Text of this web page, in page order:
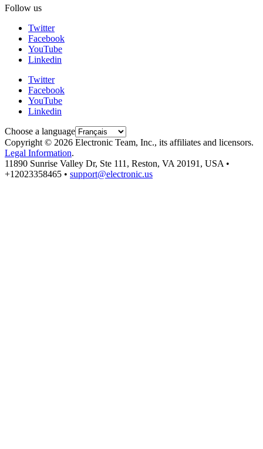
Follow us
Twitter
Facebook
YouTube
Linkedin
Twitter
Facebook
YouTube
Linkedin
Choose a language
Copyright © 2026 Electronic Team, Inc., its affiliates and licensors.
Legal Information.
11890 Sunrise Valley Dr, Ste 111, Reston, VA 20191, USA •
+12023358465 • support@electronic.us